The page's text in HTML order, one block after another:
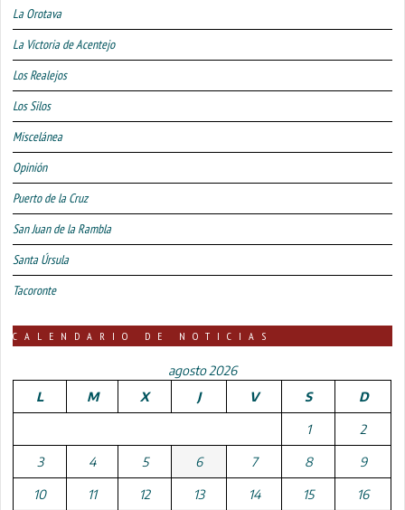
La Orotava
La Victoria de Acentejo
Los Realejos
Los Silos
Miscelánea
Opinión
Puerto de la Cruz
San Juan de la Rambla
Santa Úrsula
Tacoronte
CALENDARIO DE NOTICIAS
agosto 2026
L
M X J V S D
1 2
3 4 5 6 7 8 9
10 11 12 13 14 15 16